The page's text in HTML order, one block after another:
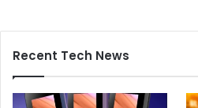
Recent Tech News